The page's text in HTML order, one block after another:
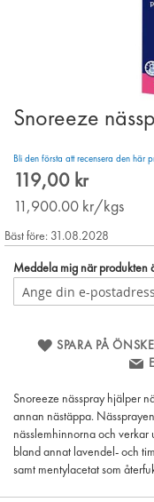
Skip
of
the
gallery
Snoreeze
Bli den första att recensera den här
119,00 kr
11,900.00 kr/kgs
Bäst före: 31.08.2028
Meddela mig när produkten
SPARA PÅ
Snoreeze nässpray hjälper
annan nästäppa.
nässlemhinnorna och
bland annat lavendel- och
samt mentylacetat som